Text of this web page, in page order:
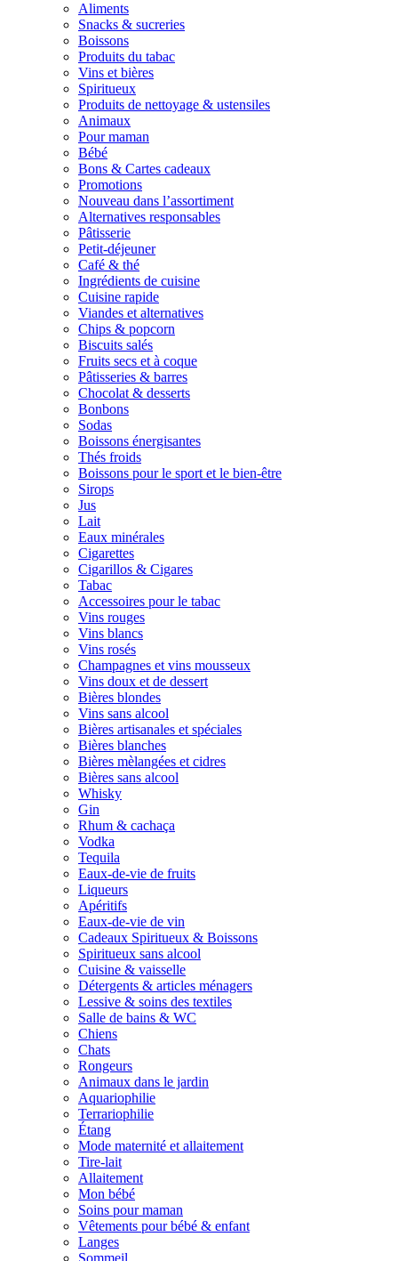
Aliments
Snacks & sucreries
Boissons
Produits du tabac
Vins et bières
Spiritueux
Produits de nettoyage & ustensiles
Animaux
Pour maman
Bébé
Bons & Cartes cadeaux
Promotions
Nouveau dans l’assortiment
Alternatives responsables
Pâtisserie
Petit-déjeuner
Café & thé
Ingrédients de cuisine
Cuisine rapide
Viandes et alternatives
Chips & popcorn
Biscuits salés
Fruits secs et à coque
Pâtisseries & barres
Chocolat & desserts
Bonbons
Sodas
Boissons énergisantes
Thés froids
Boissons pour le sport et le bien-être
Sirops
Jus
Lait
Eaux minérales
Cigarettes
Cigarillos & Cigares
Tabac
Accessoires pour le tabac
Vins rouges
Vins blancs
Vins rosés
Champagnes et vins mousseux
Vins doux et de dessert
Bières blondes
Vins sans alcool
Bières artisanales et spéciales
Bières blanches
Bières mèlangées et cidres
Bières sans alcool
Whisky
Gin
Rhum & cachaça
Vodka
Tequila
Eaux-de-vie de fruits
Liqueurs
Apéritifs
Eaux-de-vie de vin
Cadeaux Spiritueux & Boissons
Spiritueux sans alcool
Cuisine & vaisselle
Détergents & articles ménagers
Lessive & soins des textiles
Salle de bains & WC
Chiens
Chats
Rongeurs
Animaux dans le jardin
Aquariophilie
Terrariophilie
Étang
Mode maternité et allaitement
Tire-lait
Allaitement
Mon bébé
Soins pour maman
Vêtements pour bébé & enfant
Langes
Sommeil